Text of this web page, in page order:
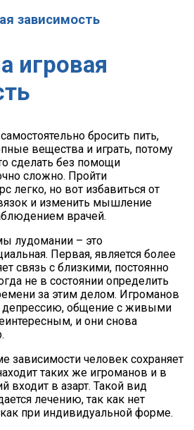
зависимость
игровая
бросить пить,
вещества и играть, потому
сделать без помощи
сложно. Пройти
легко, но вот избавиться от
и изменить мышление
врачей.
лудомании – это
Первая, является более
связь с близкими, постоянно
не в состоянии определить
за этим делом. Игроманов
депрессию, общение с живыми
и они снова
зависимости человек сохраняет
таких же игроманов и в
входит в азарт. Такой вид
лечению, так как нет
при индивидуальной форме.